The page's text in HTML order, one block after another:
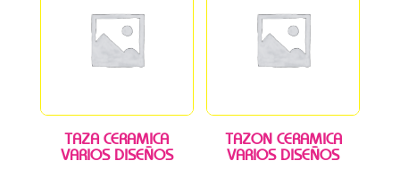
TAZA CERAMICA
VARIOS DISEÑOS
TAZON CERAMICA
VARIOS DISEÑOS